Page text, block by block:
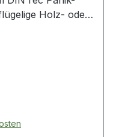
Holz- oder
· Stulplänge
Schlosskasten
· Riegel: Stahl